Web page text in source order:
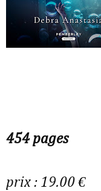
454 pages
prix : 19.00 €